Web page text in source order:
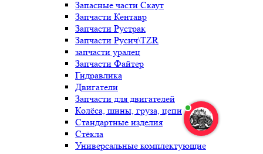
Запасные части Скаут
Запчасти Кентавр
Запчасти Рустрак
Запчасти Русич\TZR
запчасти уралец
Запчасти Файтер
Гидравлика
Двигатели
Запчасти для двигателей
Колёса, шины, груза, цепи
Стандартные изделия
Стёкла
Универсальные комплектующие